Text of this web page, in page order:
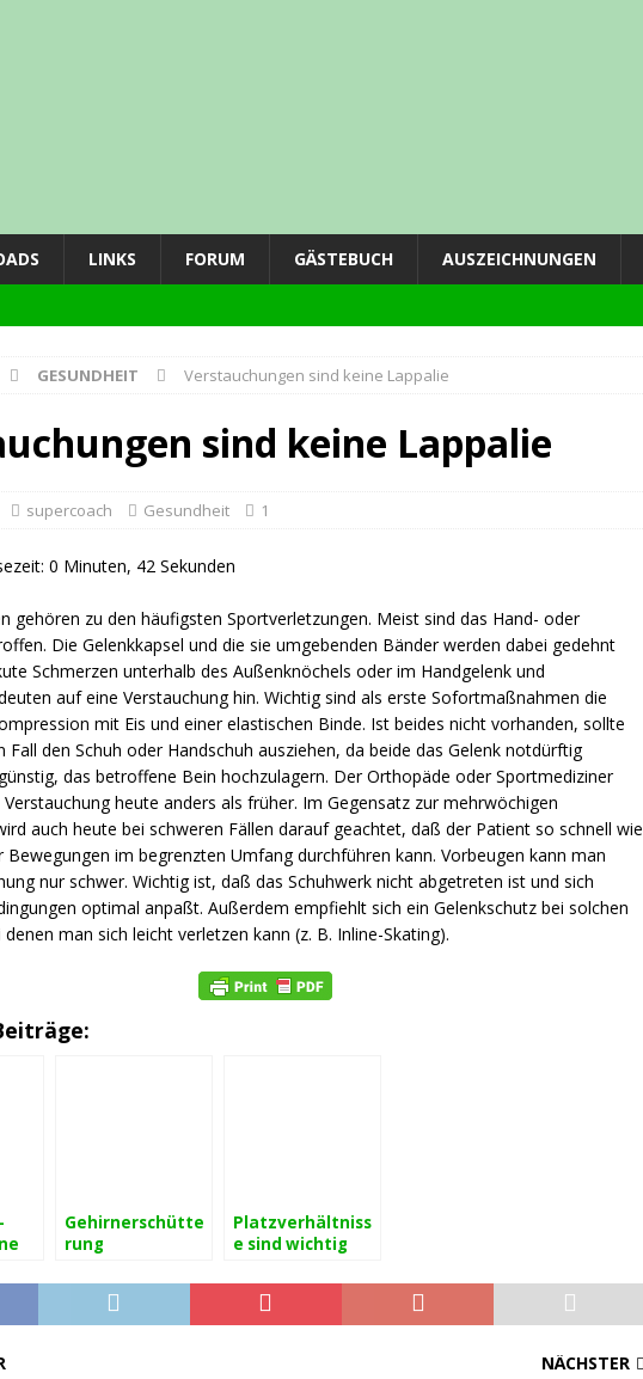
LINKS FORUM GÄSTEBUCH AUSZEICHNUNGEN
GESUNDHEIT Verstauchungen sind keine Lappalie
sind keine Lappalie
supercoach Gesundheit 1
0 Minuten, 42 Sekunden
gehören zu den häufigsten Sportverletzungen. Meist sind das Hand- oder
Die Gelenkkapsel und die sie umgebenden Bänder werden dabei gedehnt
Schmerzen unterhalb des Außenknöchels oder im Handgelenk und
auf eine Verstauchung hin. Wichtig sind als erste Sofortmaßnahmen die
mit Eis und einer elastischen Binde. Ist beides nicht vorhanden, sollte
Fall den Schuh oder Handschuh ausziehen, da beide das Gelenk notdürftig
das betroffene Bein hochzulagern. Der Orthopäde oder Sportmediziner
heute anders als früher. Im Gegensatz zur mehrwöchigen
auch heute bei schweren Fällen darauf geachtet, daß der Patient so schnell wie
Bewegungen im begrenzten Umfang durchführen kann. Vorbeugen kann man
nur schwer. Wichtig ist, daß das Schuhwerk nicht abgetreten ist und sich
optimal anpaßt. Außerdem empfiehlt sich ein Gelenkschutz bei solchen
man sich leicht verletzen kann (z. B. Inline-Skating).
Gehirnerschütte
rung
Platzverhältniss
e sind wichtig
NÄCHSTER